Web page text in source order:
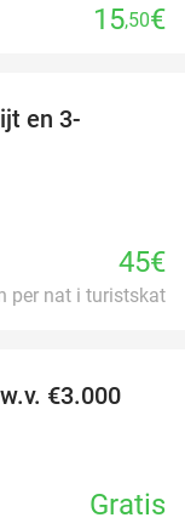
15,50€
en 3-
45€
per nat i turistskat
€3.000
Gratis